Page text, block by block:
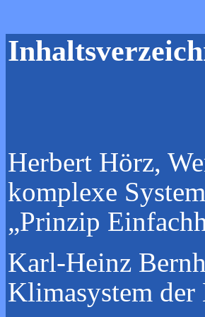
Herbert Hörz,
komplexe
„Prinzip
Karl-Heinz
Klimasystem